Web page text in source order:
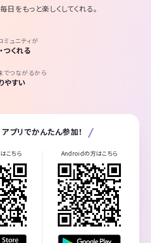
日をもっと楽しくしてくれる。
ミュニティが
つくれる
つながるから
やすい
アプリでかんたん参加！
こちら Androidの方はこちら